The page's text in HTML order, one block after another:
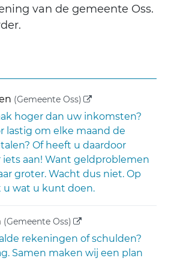
van de gemeente Oss.
(Gemeente Oss) (externe link)
hoger dan uw inkomsten?
lastig om elke maand de
Of heeft u daardoor
iets aan! Want geldproblemen
groter. Wacht dus niet. Op
u wat u kunt doen.
(Gemeente Oss) (externe link)
rekeningen of schulden?
Samen maken wij een plan